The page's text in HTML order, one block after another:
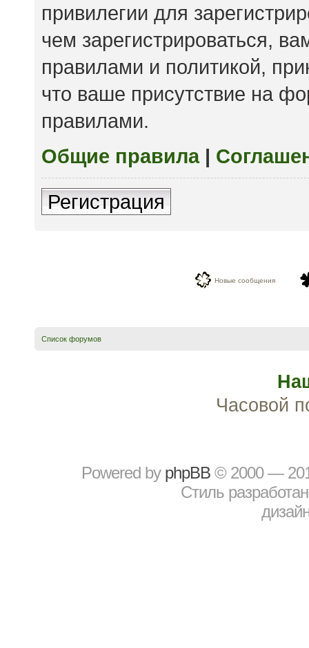
привилегии для
чем зарегистрироваться,
правилами и политикой,
что ваше присутствие на
правилами.
Общие правила|
Регистрация
Новые сообщения
Список форумов
Часовой
Powered by рhрBВ © 2000 —
Стиль